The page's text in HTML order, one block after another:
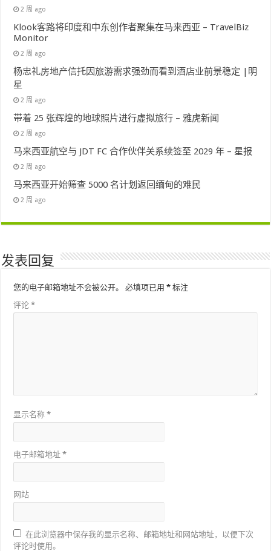
2 周 ago
Klook客路将印度和中东创作者聚集在马来西亚 – TravelBiz
Monitor
2 周 ago
杨忠礼房地产信托因旅游需求强劲而看到酒店业前景稳定 |明
星
2 周 ago
带着 25 张辉煌的地球照片进行虚拟旅行 – 雅虎新闻
2 周 ago
马来西亚航空与 JDT FC 合作伙伴关系续签至 2029 年 – 星报
2 周 ago
马来西亚开始筛查 5000 名计划返回缅甸的难民
2 周 ago
发表回复
您的电子邮箱地址不会被公开。 必填项已用* 标注
评论*
显示名称*
电子邮箱地址*
网站
在此浏览器中保存我的显示名称、邮箱地址和网站地址，以便下次
评论时使用。